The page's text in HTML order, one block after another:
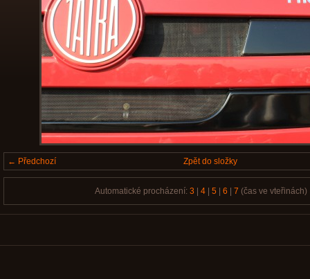
← Předchozí Zpět do složky
Automatické procházení: 3 4| 5| 6 7 (čas ve vteřinách)